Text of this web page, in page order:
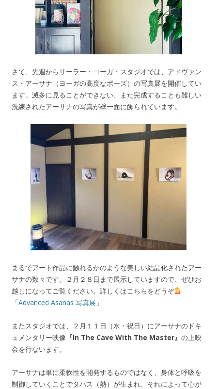
さて、先週からリーラー・ヨーガ・スタジオでは、アドヴァン
ス・アーサナ（ヨーガの高度なポーズ）の写真展を開催してい
ます。滅多に見ることができない、また完成することも難しい
洗練されたアーサナの写真が壁一面に飾られています。
まるでアート作品に触れるかのような美しい結晶化されたアー
サナの数々です。２月２８日まで展示していますので、ぜひお
越しになってご覧ください。詳しくはこちらをどうぞ
「Advanced Asanas 写真展」
またスタジオでは、２月１１日（水・祝日）にアーサナのドキ
ュメンタリー映像 『In The Cave With The Master』 の上映
会を行ないます。
アーサナは単に柔軟性を開発するものではなく、身体と呼吸を
制御していくことでタパス（熱）が生まれ、それによって心が